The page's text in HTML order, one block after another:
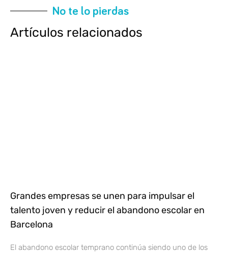
No te lo pierdas
Artículos relacionados
Grandes empresas se unen para impulsar el
talento joven y reducir el abandono escolar en
Barcelona
El abandono escolar temprano continúa siendo uno de los